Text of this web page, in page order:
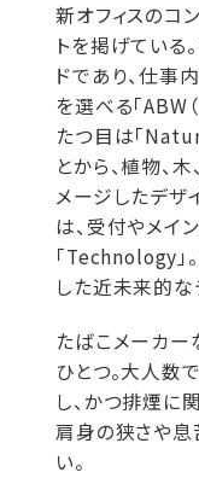
新オフィスのコ
トを掲げている
ドであり、仕事
を選べる「
たつ目は「
とから、植物、
メージしたデザ
は、受付やメイ
「Technology」
した近未来的な
たばこメーカ
ひとつ。大人数
し、かつ排煙に
肩身の狭さや息
い。